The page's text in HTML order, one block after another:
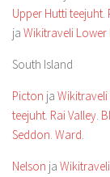
Upper Hutti teejuht.
ja Wikitraveli Lower
South Island
Picton ja
teejuht. Rai Valley.
Seddon. Ward.
Nelson ja